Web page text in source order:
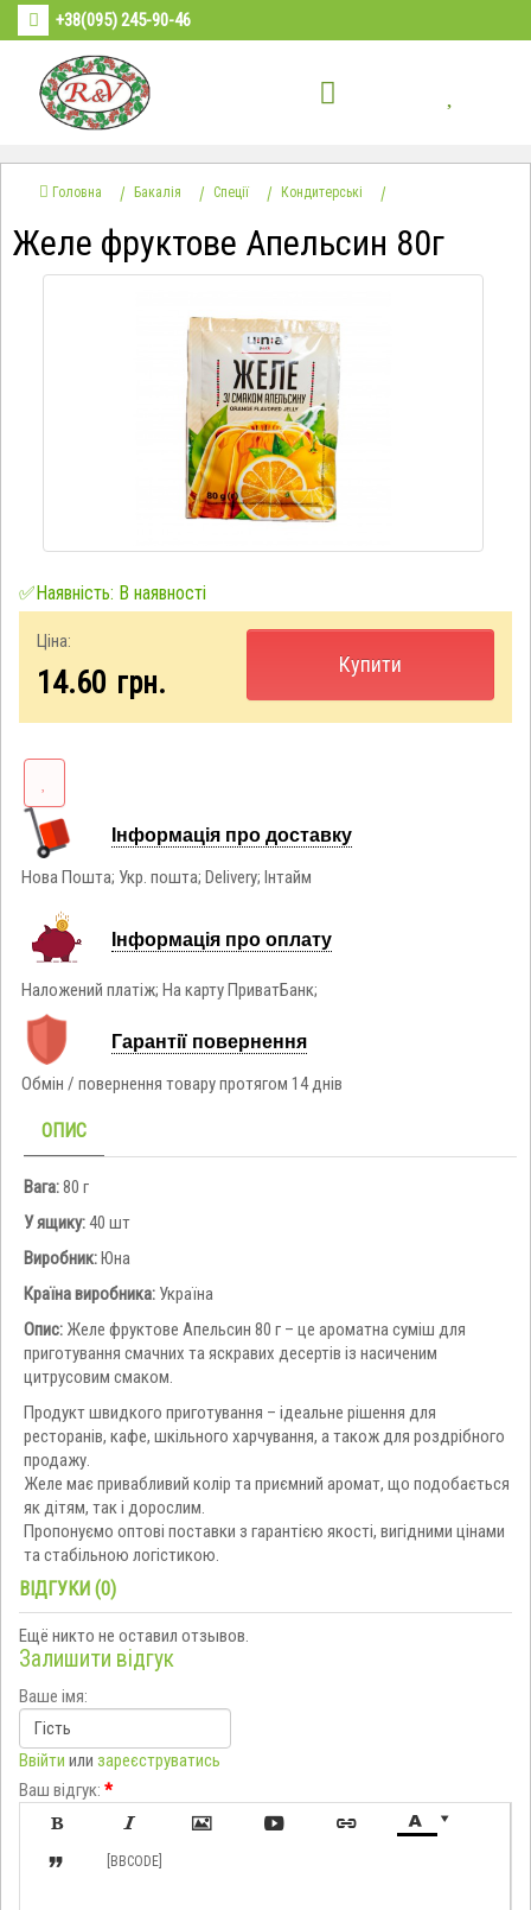
+38(095) 245-90-46
Головна Бакалія Спеції Кондитерські
Желе фруктове Апельсин 80г
✅Наявність: В наявності
Ціна:
14.60 грн.
Купити
Інформація про доставку
Нова Пошта; Укр. пошта; Delivery; Інтайм
Інформація про оплату
Наложений платіж; На карту ПриватБанк;
Гарантії повернення
Обмін / повернення товару протягом 14 днів
ОПИС
Вага:80 г
У ящику:40 шт
Виробник:Юна
Країна виробника: Україна
Опис: Желе фруктове Апельсин 80 г – це ароматна суміш для
приготування смачних та яскравих десертів із насиченим
цитрусовим смаком.
Продукт швидкого приготування – ідеальне рішення для
ресторанів, кафе, шкільного харчування, а також для роздрібного
продажу.
Желе має привабливий колір та приємний аромат, що подобається
як дітям, так і дорослим.
Пропонуємо оптові поставки з гарантією якості, вигідними цінами
та стабільною логістикою.
ВІДГУКИ (0)
Ещё никто не оставил отзывов.
Залишити відгук
Ваше імя:
Ввійти или зареєструватись
Ваш відгук: *

     
 [BBCODE]